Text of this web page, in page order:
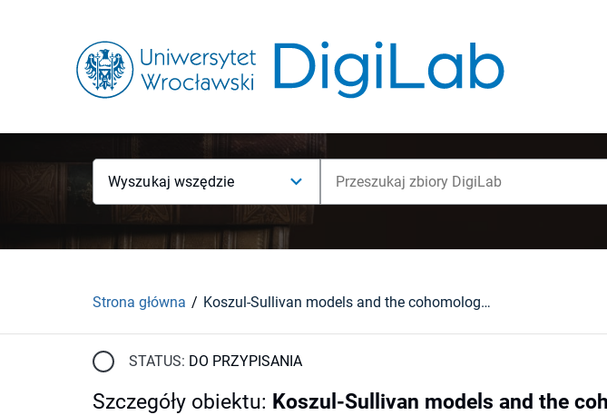
Wyszukaj wszędzie
Strona główna Koszul-Sullivan models and the cohomology of certain solvmanifolds
STATUS: DO PRZYPISANIA
Szczegóły obiektu: Koszul-Sullivan models and the